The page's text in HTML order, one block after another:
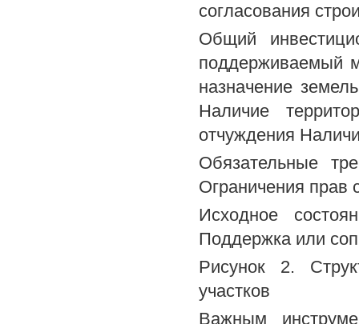
согласования
Общий
поддерживаемый
назначение
Наличие
отчуждения
Обязательные
Ограничения прав
Исходное
Поддержка или
Рисунок 2.
участков
Важным